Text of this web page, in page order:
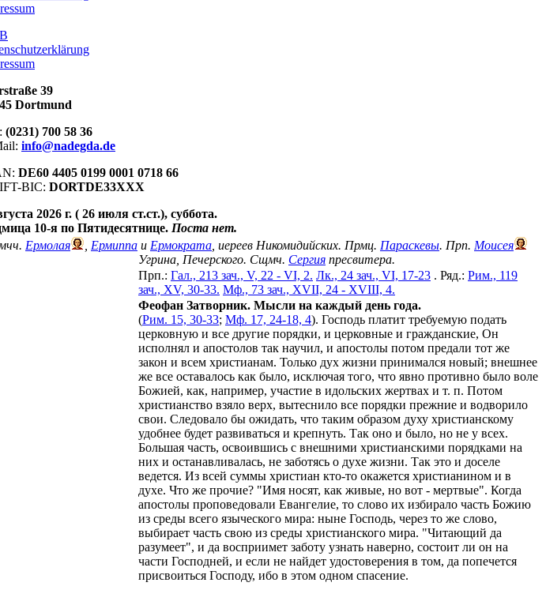
39
Dortmund
(0231) 700 58 36
info@nadegda.de
DE60 4405 0199 0001 0718 66
BIC: DORTDE33XXX
2026 г. ( 26 июля ст.ст.), суббота.
10-я по Пятидесятнице. Поста нет.
Ермолая Ермиппа и Ермократа , иереев Никомидийских. Прмц. Параскевы. Прп. Моисея
Угрина, Печерского. Сщмч. Сергия пресвитера.
Прп.: Гал., 213 зач., V, 22 - VI, 2. Лк., 24 зач., VI, 17-23 . Ряд.: Рим., 119
зач., XV, 30-33. Мф., 73 зач., XVII, 24 - XVIII, 4.
Феофан Затворник. Мысли на каждый день года.
(Рим. 15, 30-33; Мф. 17, 24-18, 4). Господь платит требуемую подать
церковную и все другие порядки, и церковные и гражданские, Он
исполнял и апостолов так научил, и апостолы потом предали тот же
закон и всем христианам. Только дух жизни принимался новый; внешнее
же все оставалось как было, исключая того, что явно противно было воле
Божией, как, например, участие в идольских жертвах и т. п. Потом
христианство взяло верх, вытеснило все порядки прежние и водворило
свои. Следовало бы ожидать, что таким образом духу христианскому
удобнее будет развиваться и крепнуть. Так оно и было, но не у всех.
Большая часть, освоившись с внешними христианскими порядками на
них и останавливалась, не заботясь о духе жизни. Так это и доселе
ведется. Из всей суммы христиан кто-то окажется христианином и в
духе. Что же прочие? "Имя носят, как живые, но вот - мертвые". Когда
апостолы проповедовали Евангелие, то слово их избирало часть Божию
из среды всего языческого мира: ныне Господь, через то же слово,
выбирает часть свою из среды христианского мира. "Читающий да
разумеет", и да восприимет заботу узнать наверно, состоит ли он на
части Господней, и если не найдет удостоверения в том, да попечется
присвоиться Господу, ибо в этом одном спасение.